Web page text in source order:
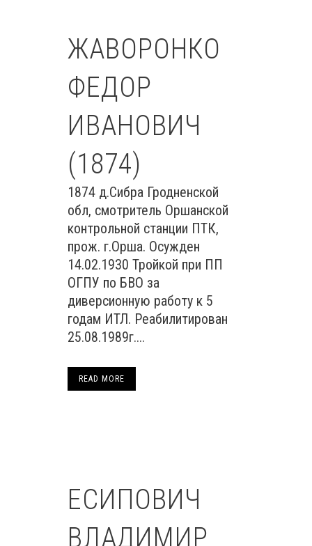
ЖАВОРОНКО
ФЕДОР
ИВАНОВИЧ
(1874)
1874 д.Сибра Гродненской
обл, смотритель Оршанской
контрольной станции ПТК,
прож. г.Орша. Осужден
14.02.1930 Тройкой при ПП
ОГПУ по БВО за
диверсионную работу к 5
годам ИТЛ. Реабилитирован
25.08.1989г....
READ MORE
ЕСИПОВИЧ
ВЛАДИМИР